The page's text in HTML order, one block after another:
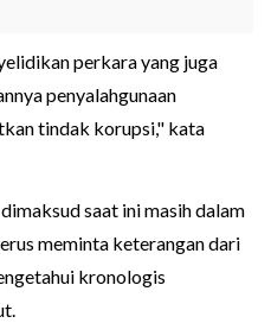
perkara yang juga
penyalahgunaan
tindak korupsi," kata
saat ini masih dalam
meminta keterangan dari
kronologis